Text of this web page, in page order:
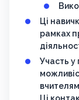
Ці
рамках
Участь
Ці